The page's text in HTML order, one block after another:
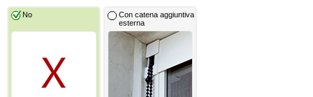
No
Con catena aggiuntiva
esterna